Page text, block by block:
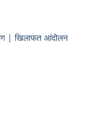
| खिलाफत आंदोलन